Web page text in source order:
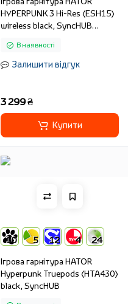
HYPERPUNK 3 Hi-Res (ESH15)
wireless black, SyncHUB
В наявності
Залишити відгук
3 299 ₴
Купити
10 5 12 4 24
Ігрова гарнітура HATOR
Hyреrpunk Truepods (HTA430)
black, SyncHUB